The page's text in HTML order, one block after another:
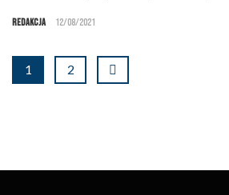
Redakcja 12/08/2021
1 2